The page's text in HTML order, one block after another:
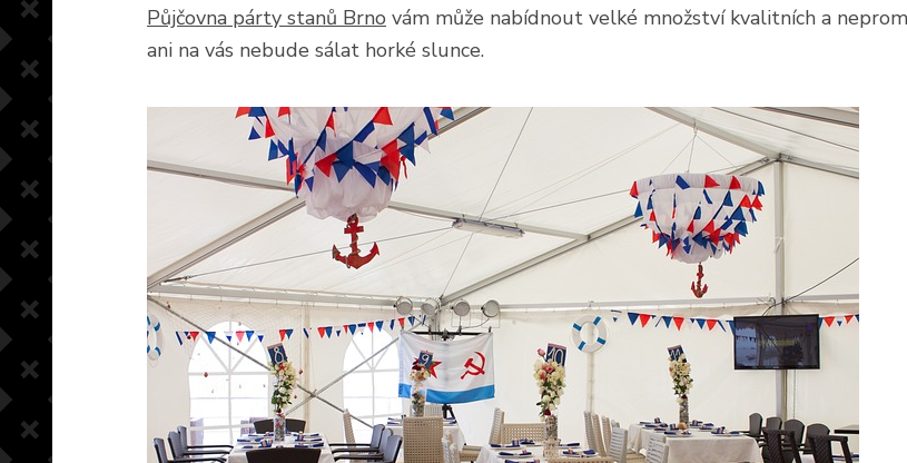
Půjčovna párty stanů Brno vám může nabídnout velké množství kvalitních a
ani na vás nebude sálat horké slunce.